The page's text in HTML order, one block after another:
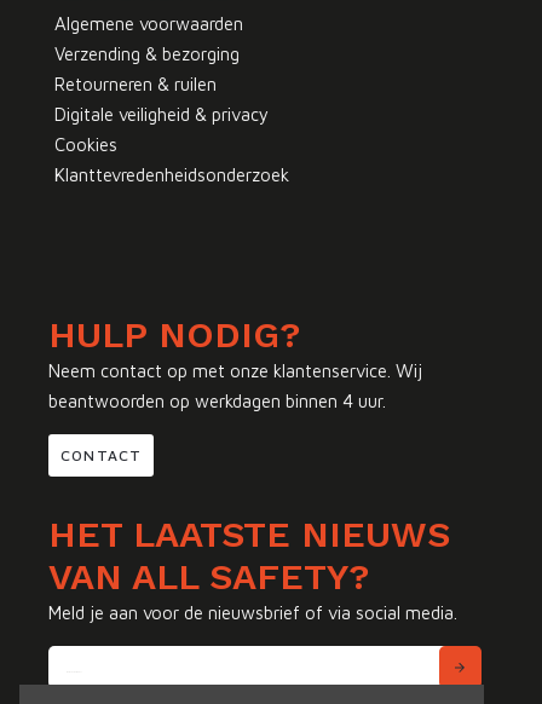
Algemene voorwaarden
Verzending & bezorging
Retourneren & ruilen
Digitale veiligheid & privacy
Cookies
Klanttevredenheidsonderzoek
HULP NODIG?
Neem contact op met onze klantenservice. Wij
beantwoorden op werkdagen binnen 4 uur.
CONTACT
HET LAATSTE NIEUWS
VAN ALL SAFETY?
Meld je aan voor de nieuwsbrief of via social media.